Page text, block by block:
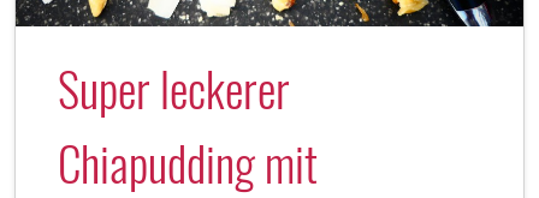
Super leckerer
Chiapudding mit